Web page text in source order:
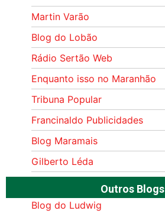
Martin Varão
Blog do Lobão
Rádio Sertão Web
Enquanto isso no Maranhão
Tribuna Popular
Francinaldo Publicidades
Blog Maramais
Gilberto Léda
Outros Blogs
Blog do Ludwig